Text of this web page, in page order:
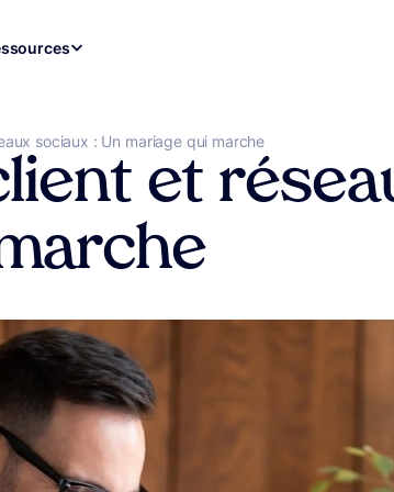
sociaux : Un mariage qui marche
et